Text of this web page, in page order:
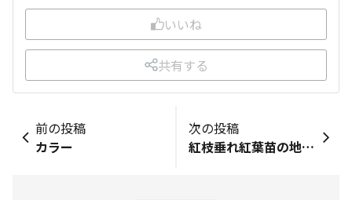
いいね
共有する
前の投稿
カラー
次の投稿
紅枝垂れ紅葉苗の地植え